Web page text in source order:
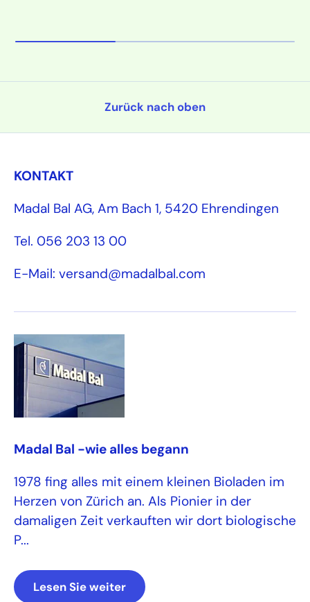
Zurück nach oben
KONTAKT
Madal Bal AG, Am Bach 1, 5420 Ehrendingen
Tel. 056 203 13 00
E-Mail: versand@madalbal.com
Madal Bal -wie alles begann
1978 fing alles mit einem kleinen Bioladen im
Herzen von Zürich an. Als Pionier in der
damaligen Zeit verkauften wir dort biologische
P...
Lesen Sie weiter